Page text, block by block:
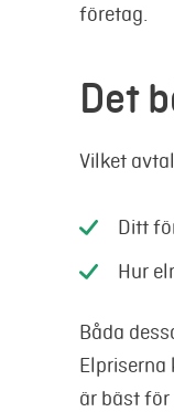
företag.
Det
Vilket
Ditt
Hur
Båda
är bäst